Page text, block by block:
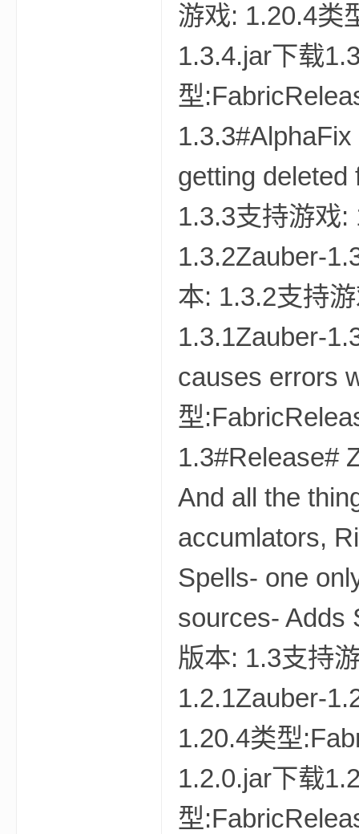
游戏: 1.20.4类
1.3.4.jar下载
型
getting
1.3.3支持游戏:
1.3.2Zauber-
本: 1.3.2支持
1.3.1Zauber-
causes errors
型
1.3#Release#
And all the
accumlators,
Spells- one
sources- Adds
版本: 1.3支持
1.2.1Zauber-
1.20.4类型
1.2.0.jar下载
型